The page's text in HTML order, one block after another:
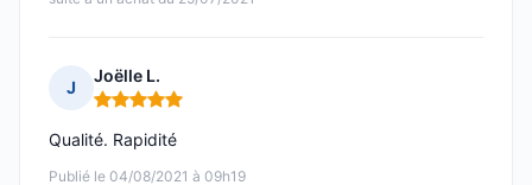
J
Joëlle L.
Note : 5 sur 5
Publié le 04/08/2021 à 09h19
Qualité. Rapidité